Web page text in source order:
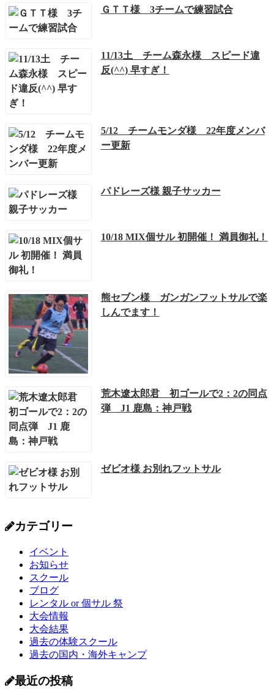
ＧＴＴ様 3チームで練習試合
11/13土 チーム森永様 スピード違
反(^^) 早すぎ！
5/12 チームモンダ様 22年度メンバ
ー更新
パドレーズ様 親子サッカー
10/18 MIX個サル 初開催！ 満員御礼！
熊セブン様 ガンガンフットサルで楽
しんでます！
荒木遼太郎君 初ゴールで2：2の同点
弾 J1 鹿島：神戸戦
ゼビオ様 お別れフットサル
カテゴリー
イベント
お知らせ
スクール
ブログ
レンタル or 個サル 祭
大会情報
大会結果
過去の体験スクール
過去の国内・海外キャンプ
最近の投稿